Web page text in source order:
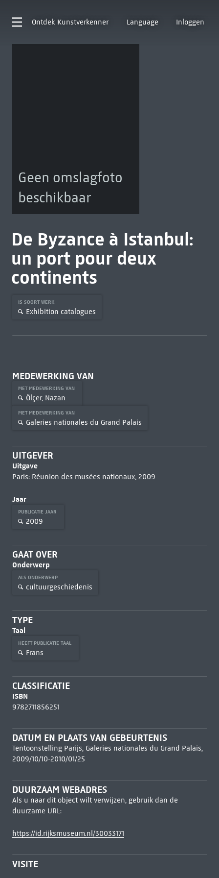
Ontdek Kunstverkenner Language Inloggen
Geen omslagfoto
beschikbaar
De Byzance à Istanbul:
un port pour deux
continents
IS SOORT WERK
Exhibition catalogues
MEDEWERKING VAN
MET MEDEWERKING VAN
Ölçer, Nazan
MET MEDEWERKING VAN
Galeries nationales du Grand Palais
UITGEVER
Uitgave
Paris: Réunion des musées nationaux, 2009
Jaar
PUBLICATIE JAAR
2009
GAAT OVER
Onderwerp
ALS ONDERWERP
cultuurgeschiedenis
TYPE
Taal
HEEFT PUBLICATIE TAAL
Frans
CLASSIFICATIE
ISBN
9782711856251
DATUM EN PLAATS VAN GEBEURTENIS
Tentoonstelling Parijs, Galeries nationales du Grand Palais,
2009/10/10-2010/01/25
DUURZAAM WEBADRES
Als u naar dit object wilt verwijzen, gebruik dan de
duurzame URL:
https://id.rijksmuseum.nl/30033171
VISITE